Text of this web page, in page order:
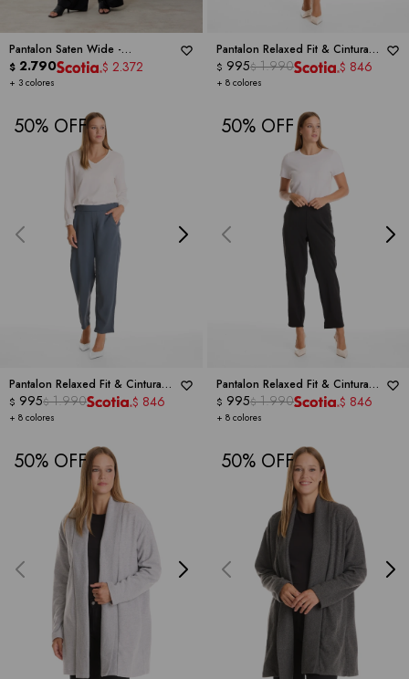
Pantalon Saten Wide -
DICTIONARY
+ 3 colores
$ 2.790 $ 2.372
Pantalon Relaxed Fit & Cintura
Elástica Posterior -DICTIONARY
+ 8 colores
$ 995$ 1.990 $ 846
50
Pantalon Relaxed Fit & Cintura
Elástica Posterior -DICTIONARY
+ 8 colores
$ 995$ 1.990 $ 846
50
Pantalon Relaxed Fit & Cintura
Elástica Posterior -DICTIONARY
+ 8 colores
$ 995$ 1.990 $ 846
50 50